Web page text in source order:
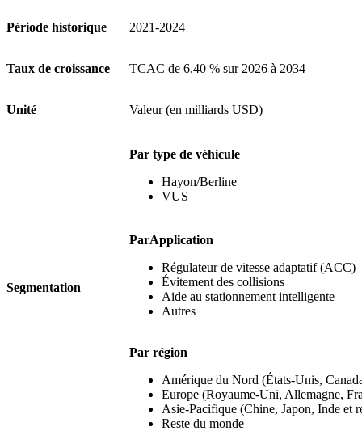
Période historique 2021-2024
Taux de croissance TCAC de 6,40 % sur 2026 à 2034
Unité Valeur (en milliards USD)
Segmentation
Par type de véhicule
Hayon/Berline
VUS
ParApplication
Régulateur de vitesse adaptatif (ACC)
Évitement des collisions
Aide au stationnement intelligente
Autres
Par région
Amérique du Nord (États-Unis,
Europe (Royaume-Uni, Allemagne,
Asie-Pacifique (Chine, Japon, Inde et
Reste du monde